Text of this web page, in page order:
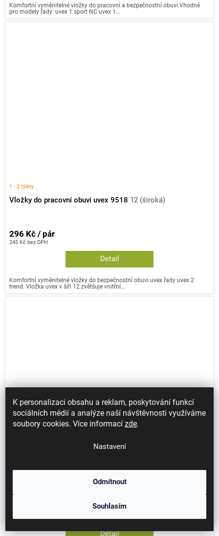
K personalizaci obsahu a reklam, poskytování funkcí
sociálních médií a analýze naší návštěvnosti využíváme
soubory cookies. Více informacízde.
Nastavení
Odmítnout
Souhlasím
Komfortní vyměnitelné vložky do pracovní a bezpečnostní obuvi.Vhodné
pro modely řady: uvex 1 sport NC uvex 1...
Vložky do pracovní obuvi uvex 9518 12 (široká)
1 - 2 týdny
245 Kč bez DPH
296 Kč / pár
Detail
Komfortní vyměnitelné vložky do bezpečnostní obuvi uvex řady uvex 2
trend. Vložka uvex v šíři 12 zvětšuje vnitřní...
245 Kč bez DPH
Detail